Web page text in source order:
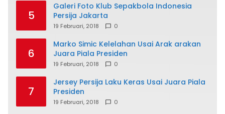
5
Galeri Foto Klub Sepakbola Indonesia
Persija Jakarta
19 Februari, 2018 0
6
Marko Simic Kelelahan Usai Arak arakan
Juara Piala Presiden
19 Februari, 2018 0
7
Jersey Persija Laku Keras Usai Juara Piala
Presiden
19 Februari, 2018 0